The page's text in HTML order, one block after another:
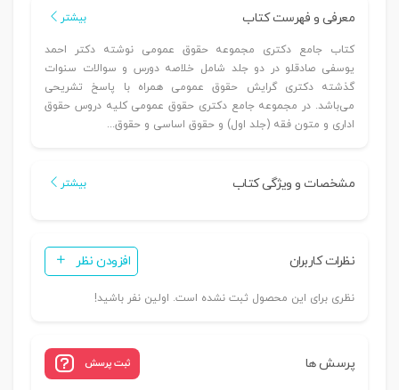
معرفی و فهرست کتاب بیشتر
کتاب جامع دکتری مجموعه حقوق عمومی نوشته دکتر احمد
یوسفی صادقلو در دو جلد شامل خلاصه دورس و سوالات سنوات
گذشته دکتری گرایش حقوق عمومی همراه با پاسخ تشریحی
می‌باشد. در مجموعه جامع دکتری حقوق عمومی کلیه دروس حقوق
اداری و متون فقه (جلد اول) و حقوق اساسی و حقوق...
مشخصات و ویژگی کتاب بیشتر
نظرات کاربران افزودن نظر
نظری برای این محصول ثبت نشده است. اولین نفر باشید!
پرسش ها ثبت پرسش